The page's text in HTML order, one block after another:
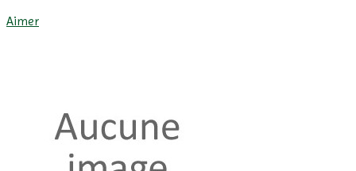
Aimer